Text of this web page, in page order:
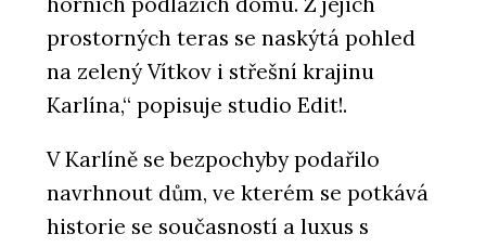
prostorných teras se naskýtá pohled
na zelený Vítkov i střešní krajinu
Karlína,“ popisuje studio Edit!.
V Karlíně se bezpochyby podařilo
navrhnout dům, ve kterém se potkává
historie se současností a luxus s